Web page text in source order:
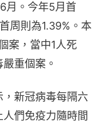
月。今年5月首
周則為1.39%。本
案，當中1人死
重個案。
新冠病毒每隔六
們免疫力隨時間